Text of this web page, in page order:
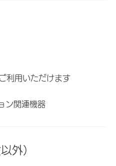
利用いただけます
ン関連機器
外）